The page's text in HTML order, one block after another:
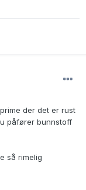
der det er rust
påfører bunnstoff
så rimelig